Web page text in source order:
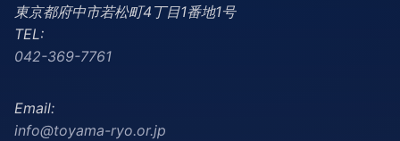
東京都府中市若松町4丁目1番地1号
TEL:
042-369-7761
Email:
info@toyama-ryo.or.jp